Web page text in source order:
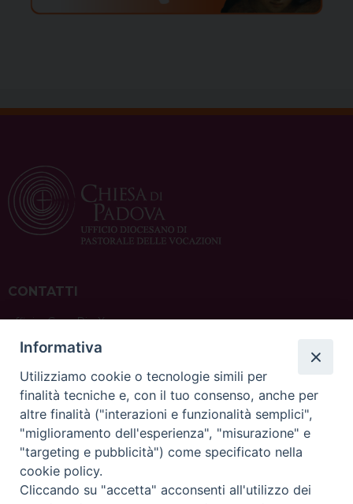
CONTATTI
ufficio: Casa Pio X
via Bonporti, 20 – 35141 Padova
tel: +39 351 619 2354
e mail:ufficiovocazionipadova@gmail.com
sede: Casa Sant'Andrea
via Valmarana, 20 – 35133 Padova
instagram:@casasantandreapadova
Informativa
Utilizziamo cookie o tecnologie simili per
finalità tecniche e, con il tuo consenso, anche per
altre finalità ("interazioni e funzionalità semplici",
"miglioramento dell'esperienza", "misurazione" e
"targeting e pubblicità") come specificato nella
cookie policy.
Cliccando su "accetta" acconsenti all'utilizzo dei